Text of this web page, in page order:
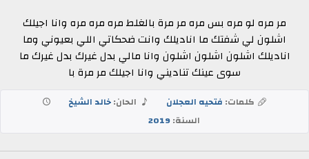
مر مره لو مره بس مره مر مرة بالغلط مره مره مره وانا اجيلك
اشلون لي شفتك ما اناديلك وانت ضحكاتي اللي بعيوني وما
اناديلك اشلون اشلون اشلون وانا مالي بدل غيرك بدل غيرك ما
سوى عينك تناديني وانا اجيلك مر مرة با
كلمات: فتحيه العجلان الحان:خالد الشيخ
السنة:2019